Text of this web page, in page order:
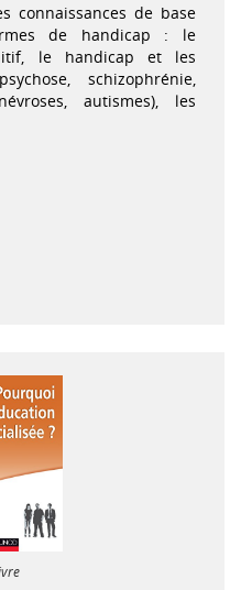
connaissances de base
de handicap : le
le handicap et les
schizophrénie,
autismes), les